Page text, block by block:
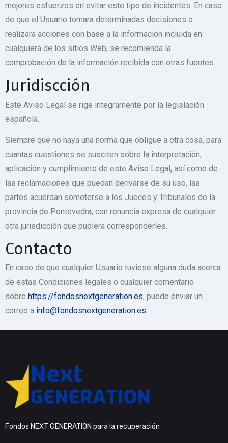
mejores esfuerzos en evitar este tipo de incidentes. En caso
de que el Usuario tomara determinadas decisiones o
realizara acciones con base a la información incluida en
cualquiera de los sitios Web, se recomienda la
comprobación de la información recibida con otras fuentes.
Juridiscción
Este Aviso Legal se rige integramente por la legislación
española.
Siempre que no haya una norma que obligue a otra cosa, para
cuantas cuestiones se susciten sobre la interpretación,
aplicación y cumplimiento de este Aviso Legal, así como de
las reclamaciones que puedan derivarse de su uso, las
partes acuerdan someterse a los Jueces y Tribunales de la
provincia de Pontevedra, con renuncia expresa de cualquier
otra jurisdicción que pudiera corresponderles.
Contacto
En caso de que cualquier Usuario tuviese alguna duda acerca
de estas Condiciones legales o cualquier comentario
sobre https://fondosnextgeneration.es, puede enviar un
correo a info@fondosnextgeneration.es.
Fondos NEXT GENERATION para la recuperación